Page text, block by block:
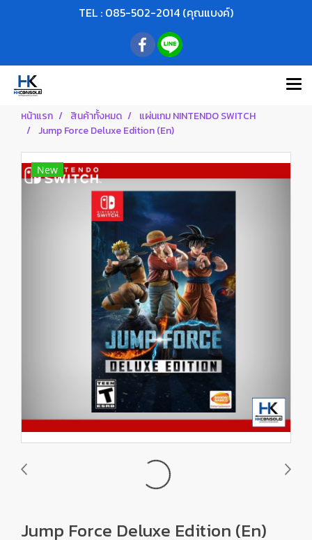
TEL : 085-502-2014 (คุณแบงค์)
หน้าแรก สินค้าทั้งหมด
แผ่นเกม NINTENDO SWITCH
Jump Force Deluxe Edition (En)
New
Jump Force Deluxe Edition (En)